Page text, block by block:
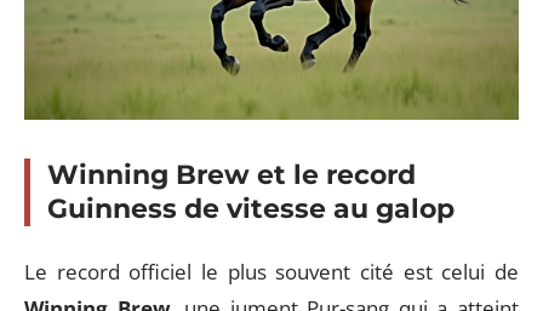
Winning Brew et le record
Guinness de vitesse au galop
Le record officiel le plus souvent cité est celui de